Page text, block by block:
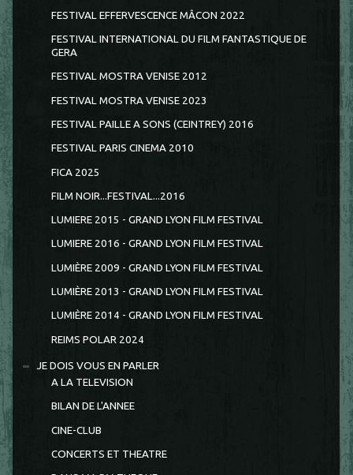
FESTIVAL EFFERVESCENCE MÂCON 2022
FESTIVAL INTERNATIONAL DU FILM FANTASTIQUE DE
GERA
FESTIVAL MOSTRA VENISE 2012
FESTIVAL MOSTRA VENISE 2023
FESTIVAL PAILLE A SONS (CEINTREY) 2016
FESTIVAL PARIS CINEMA 2010
FICA 2025
FILM NOIR...FESTIVAL...2016
LUMIERE 2015 - GRAND LYON FILM FESTIVAL
LUMIERE 2016 - GRAND LYON FILM FESTIVAL
LUMIÈRE 2009 - GRAND LYON FILM FESTIVAL
LUMIÈRE 2013 - GRAND LYON FILM FESTIVAL
LUMIÈRE 2014 - GRAND LYON FILM FESTIVAL
REIMS POLAR 2024
JE DOIS VOUS EN PARLER
A LA TELEVISION
BILAN DE L'ANNEE
CINE-CLUB
CONCERTS ET THEATRE